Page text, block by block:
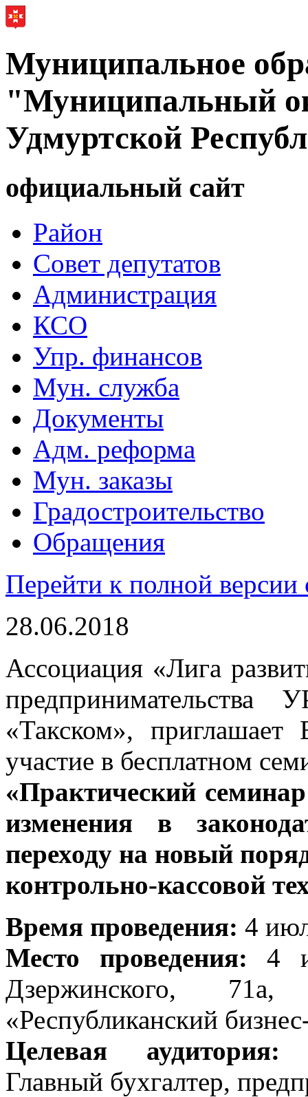
Муниципальное
"Муниципальный
Удмуртской
официальный сайт
Район
Совет депутатов
Администрация
КСО
Упр. финансов
Мун. служба
Документы
Адм. реформа
Мун. заказы
Градостроительство
Обращения
Перейти к полной версии
28.06.2018
Ассоциация «Лига
«Такском»,
участие в бесплатном
«Практический
изменения в
переходу на новый
контрольно-кассовой
Время проведения: 4
Место проведения: 4
Дзержинского,
«Республиканский
Целевая аудитория:
Главный бухгалтер,